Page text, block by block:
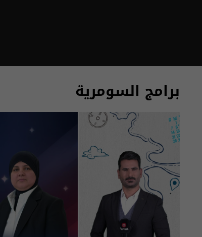
برامج السومرية